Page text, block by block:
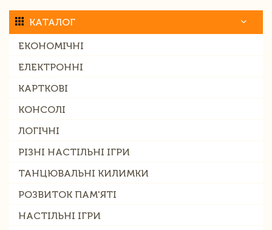
КАТАЛОГ
ЕКОНОМІЧНІ
ЕЛЕКТРОННІ
КАРТКОВІ
КОНСОЛІ
ЛОГІЧНІ
РІЗНІ НАСТІЛЬНІ ІГРИ
ТАНЦЮВАЛЬНІ КИЛИМКИ
РОЗВИТОК ПАМ'ЯТІ
НАСТІЛЬНІ ІГРИ